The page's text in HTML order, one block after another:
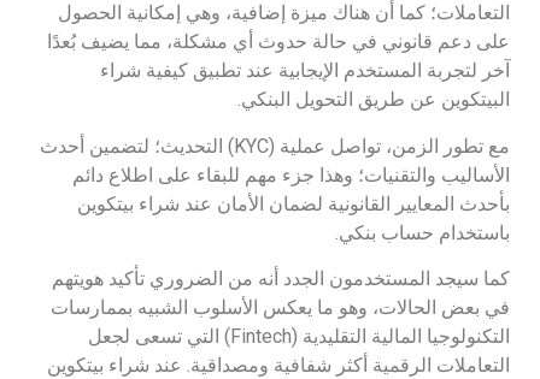
التعاملات؛ كما أن هناك ميزة إضافية، وهي إمكانية الحصول
على دعم قانوني في حالة حدوث أي مشكلة، مما يضيف بُعدًا
آخر لتجربة المستخدم الإيجابية عند تطبيق كيفية شراء
البيتكوين عن طريق التحويل البنكي.
مع تطور الزمن، تواصل عملية (KYC) التحديث؛ لتضمين أحدث
الأساليب والتقنيات؛ وهذا جزء مهم للبقاء على اطلاع دائم
بأحدث المعايير القانونية لضمان الأمان عند شراء بيتكوين
باستخدام حساب بنكي.
كما سيجد المستخدمون الجدد أنه من الضروري تأكيد هويتهم
في بعض الحالات، وهو ما يعكس الأسلوب الشبيه بممارسات
التكنولوجيا المالية التقليدية (Fintech) التي تسعى لجعل
التعاملات الرقمية أكثر شفافية ومصداقية. عند شراء بيتكوين